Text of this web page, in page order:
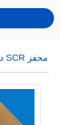
محفز SCR دينوكس